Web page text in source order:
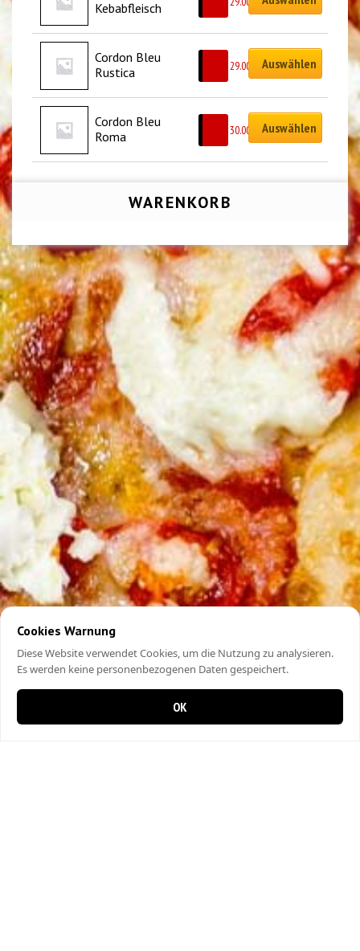
Kebabfleisch
Cordon Bleu
Rustica
29.00 Auswählen
Cordon Bleu
Roma
30.00 Auswählen
WARENKORB
Cookies Warnung
Diese Website verwendet Cookies, um die Nutzung zu analysieren.
Es werden keine personenbezogenen Daten gespeichert.
OK